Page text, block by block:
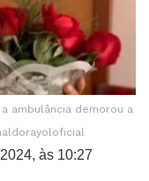
ambulância demorou a
às 10:27